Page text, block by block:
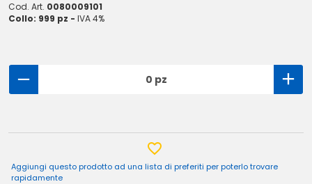
Cod. Art. 0080009101
Collo: 999 pz - IVA 4%
0 pz
Aggiungi questo prodotto ad una lista di preferiti per poterlo trovare
rapidamente